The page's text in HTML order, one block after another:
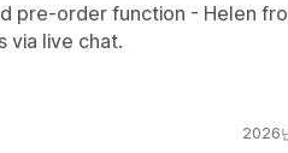
pre-order function - Helen
via live chat.
2026